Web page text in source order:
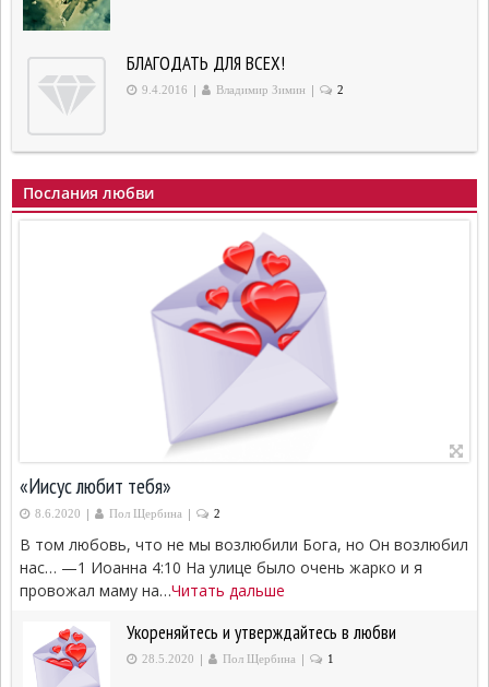
БЛАГОДАТЬ ДЛЯ ВСЕХ!
9.4.2016 | Владимир Зимин | 2
Послания любви
«Иисус любит тебя»
8.6.2020 | Пол Щербина | 2
В том любовь, что не мы возлюбили Бога, но Он возлюбил
нас… —1 Иоанна 4:10 На улице было очень жарко и я
провожал маму на…Читать дальше
Укореняйтесь и утверждайтесь в любви
28.5.2020 | Пол Щербина | 1